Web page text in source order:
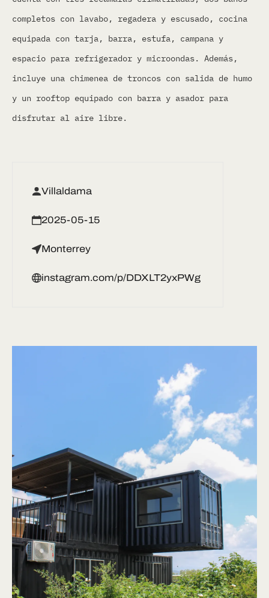
completos con lavabo, regadera y escusado, cocina
equipada con tarja, barra, estufa, campana y
espacio para refrigerador y microondas. Además,
incluye una chimenea de troncos con salida de humo
y un rooftop equipado con barra y asador para
disfrutar al aire libre.
Villaldama
2025-05-15
Monterrey
instagram.com/p/DDXLT2yxPWg